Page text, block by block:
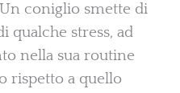
coniglio smette di
qualche stress, ad
nella sua routine
rispetto a quello